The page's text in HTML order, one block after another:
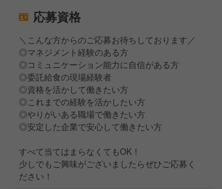
応募資格
＼こんな方からのご応募お待ちしております／
◎マネジメント経験のある方
◎コミュニケーション能力に自信がある方
◎委託給食の現場経験者
◎資格を活かして働きたい方
◎これまでの経験を活かしたい方
◎やりがいある職場で働きたい方
◎安定した企業で安心して働きたい方
すべて当てはまらなくてもOK！
少しでもご興味がございましたらぜひご応募く
ださい！